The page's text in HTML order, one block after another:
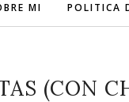
MI POLITICA
(CON